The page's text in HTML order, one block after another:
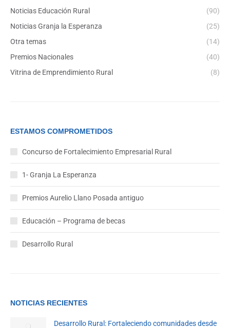
Noticias Educación Rural
(90)
Noticias Granja la Esperanza
(25)
Otra temas
(14)
Premios Nacionales
(40)
Vitrina de Emprendimiento Rural
(8)
ESTAMOS COMPROMETIDOS
Concurso de Fortalecimiento Empresarial Rural
1- Granja La Esperanza
Premios Aurelio Llano Posada antiguo
Educación – Programa de becas
Desarrollo Rural
NOTICIAS RECIENTES
Desarrollo Rural: Fortaleciendo comunidades desde